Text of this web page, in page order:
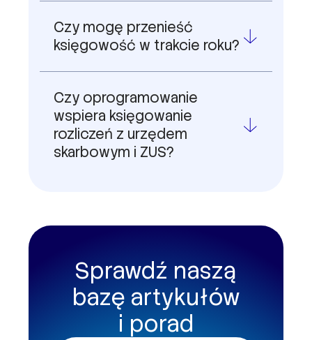
rozliczeń z urzędem
skarbowym i ZUS?
Sprawdź naszą
bazę artykułów
i porad